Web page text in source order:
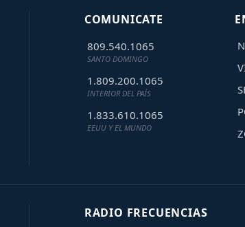
COMUNICATE
809.540.1065
SANTO DOMINGO
1.809.200.1065
INTERIOR DEL PAÍS
1.833.610.1065
EEUU Y EL MUNDO
RADIO FRECUENCIAS